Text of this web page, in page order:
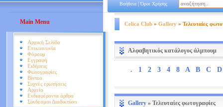
Main Menu
Αρχική Σελίδα
Επικοινωνία
Φόρουμ
Εγγραφή
Ειδήσεις
Φωτογραφίες
Βίντεο
Συχνές ερωτήσεις
Αρχείο
Ενδιαφέροντα άρθρα
Σύνδεσμοι Διαδικτύου
Βοήθεια | Όροι Χρήσης
Celica Club » Gallery » Τελευταίες
Αλφαβητικός κατάλογος άλμπουμ
. 1 2 3 4 8 A B C D
Gallery » Τελευταίες φωτογραφίες